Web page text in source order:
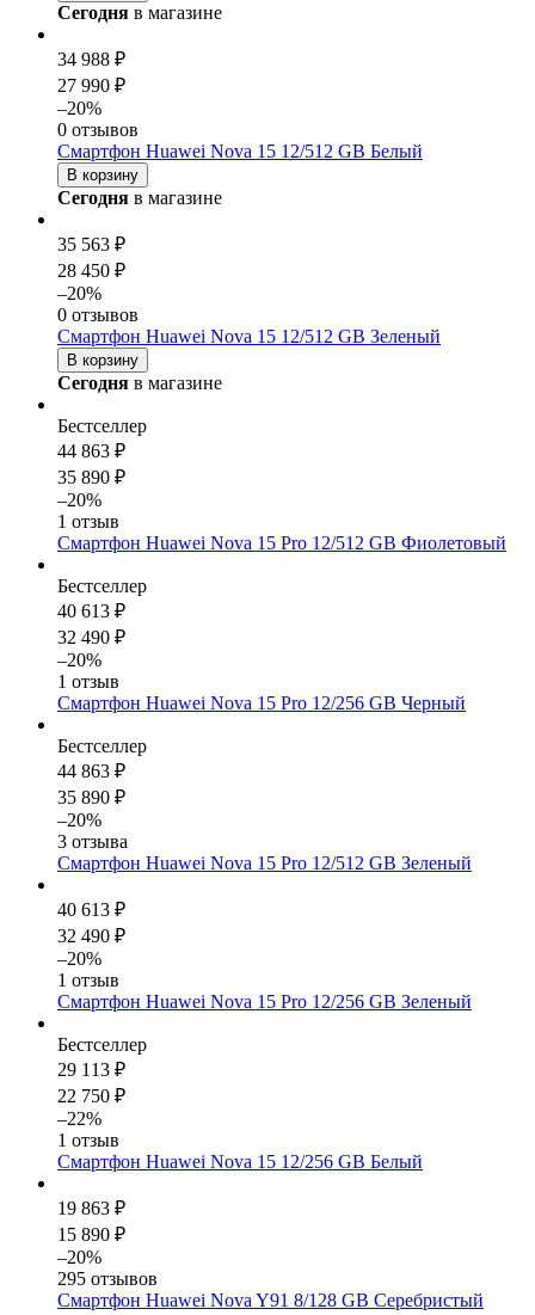
Сегодня в магазине
34 988 ₽
27 990 ₽
–20%
0 отзывов
Смартфон Huawei Nova 15 12/512 GB Белый
В корзину
Сегодня в магазине
35 563 ₽
28 450 ₽
–20%
0 отзывов
Смартфон Huawei Nova 15 12/512 GB Зеленый
В корзину
Сегодня в магазине
Бестселлер
44 863 ₽
35 890 ₽
–20%
1 отзыв
Смартфон Huawei Nova 15 Pro 12/512 GB Фиолетовый
Бестселлер
40 613 ₽
32 490 ₽
–20%
1 отзыв
Смартфон Huawei Nova 15 Pro 12/256 GB Черный
Бестселлер
44 863 ₽
35 890 ₽
–20%
3 отзыва
Смартфон Huawei Nova 15 Pro 12/512 GB Зеленый
40 613 ₽
32 490 ₽
–20%
1 отзыв
Смартфон Huawei Nova 15 Pro 12/256 GB Зеленый
Бестселлер
29 113 ₽
22 750 ₽
–22%
1 отзыв
Смартфон Huawei Nova 15 12/256 GB Белый
19 863 ₽
15 890 ₽
–20%
295 отзывов
Смартфон Huawei Nova Y91 8/128 GB Серебристый